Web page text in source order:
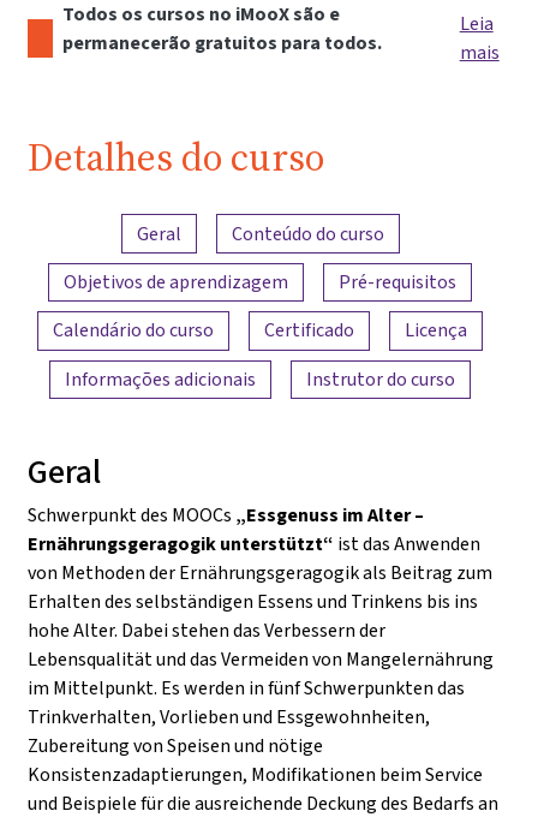
Todos os cursos no iMooX são e
permanecerão gratuitos para todos.
Leia
mais
Detalhes do curso
Visão geral do conteúdo
Geral
Conteúdo do curso
Objetivos de aprendizagem
Pré-requisitos
Calendário do curso
Certificado
Licença
Informações adicionais
Instrutor do curso
Geral
Schwerpunkt des MOOCs „Essgenuss im Alter –
Ernährungsgeragogik unterstützt“ ist das Anwenden
von Methoden der Ernährungsgeragogik als Beitrag zum
Erhalten des selbständigen Essens und Trinkens bis ins
hohe Alter. Dabei stehendas Verbessern der
Lebensqualität unddas Vermeiden von Mangelernährung
im Mittelpunkt. Es werden in fünf Schwerpunkten das
Trinkverhalten, Vorlieben und Essgewohnheiten,
Zubereitung von Speisen und nötige
Konsistenzadaptierungen, Modifikationen beim Service
und Beispiele für die ausreichende Deckung des Bedarfs an